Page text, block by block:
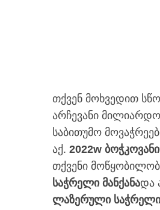
თქვენ მოხვედით
არჩევანი
საბითუმო
აქ. 2022w
თქვენი
საჭრელი მანქანადა
ლაზერული საჭრელი